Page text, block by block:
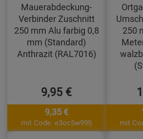
Mauerabdeckung-
Verbinder Zuschnitt
250 mm Alu farbig 0,8
mm (Standard)
Anthrazit (RAL7016)
9,95 €
9,35 €
mit Code: e3oc5w99fj
250
mit